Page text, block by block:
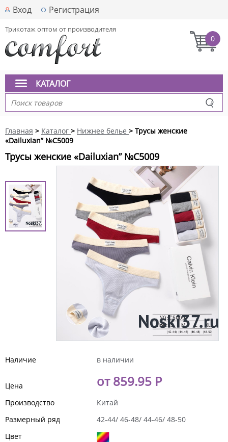
Вход Регистрация
Трикотаж оптом от производителя
0
КАТАЛОГ
Главная > Каталог > Нижнее белье > Трусы женские
«Dailuxian” №C5009
Трусы женские «Dailuxian” №C5009
Наличие в наличии
Цена от 859.95 Р
Производство
Китай
Размерный ряд
42-44/ 46-48/ 44-46/ 48-50
Цвет